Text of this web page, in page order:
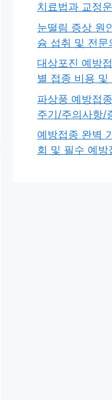
치료법과 교정
눈떨림 증상 원
슘 섭취 및 전문
대상포진 예방
별 접종 비용 및
파상풍 예방접
주기/주의사항/
예방접종 완벽
회 및 필수 예방